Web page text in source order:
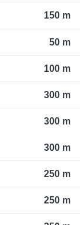
150 m
50 m
100 m
300 m
300 m
300 m
250 m
250 m